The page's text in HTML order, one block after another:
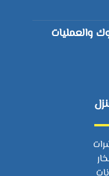
والعمليات